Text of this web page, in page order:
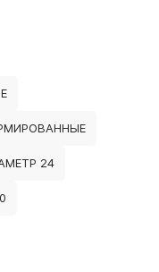
24